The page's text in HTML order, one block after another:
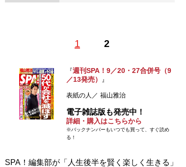
1 2
『週刊SPA！9／20・27合併号（9
／13発売）
』
表紙の人／ 福山雅治
電子雑誌版も発売中！
詳細・購入はこちらから
※バックナンバーもいつでも買って、すぐ読め
る！
SPA！編集部が「人生後半を賢く楽しく生きる」